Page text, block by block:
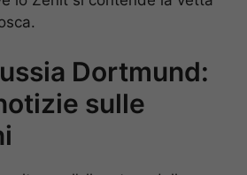
Dortmund:
sulle